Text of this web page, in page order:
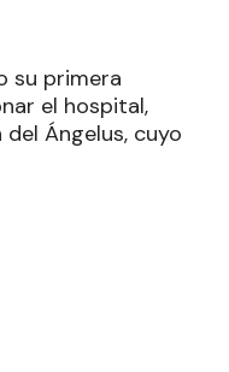
su primera
el hospital,
Ángelus, cuyo